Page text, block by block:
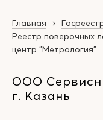
Главная
Реестр поверочных
центр "Метрология"
ООО
г. Казань